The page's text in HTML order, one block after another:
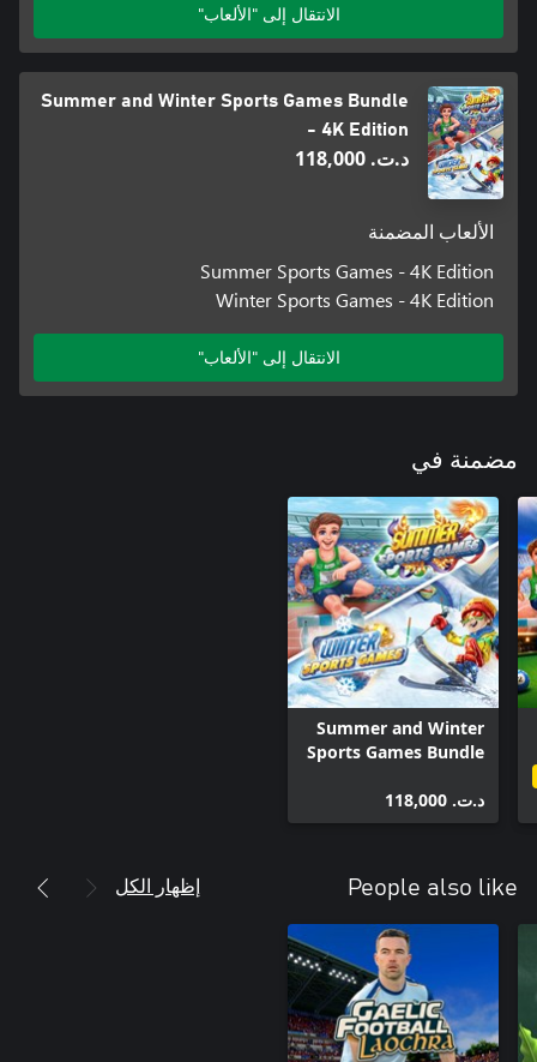
الانتقال إلى "الألعاب"
Summer and Winter Sports Games Bundle
- 4K Edition
د.ت.‏ 118,000
الألعاب المضمنة
Summer Sports Games - 4K Edition
Winter Sports Games - 4K Edition
الانتقال إلى "الألعاب"
مضمنة في
Summer and Winter
Sports Games Bundle
د.ت.‏ 118,000
People also like إظهار الكل